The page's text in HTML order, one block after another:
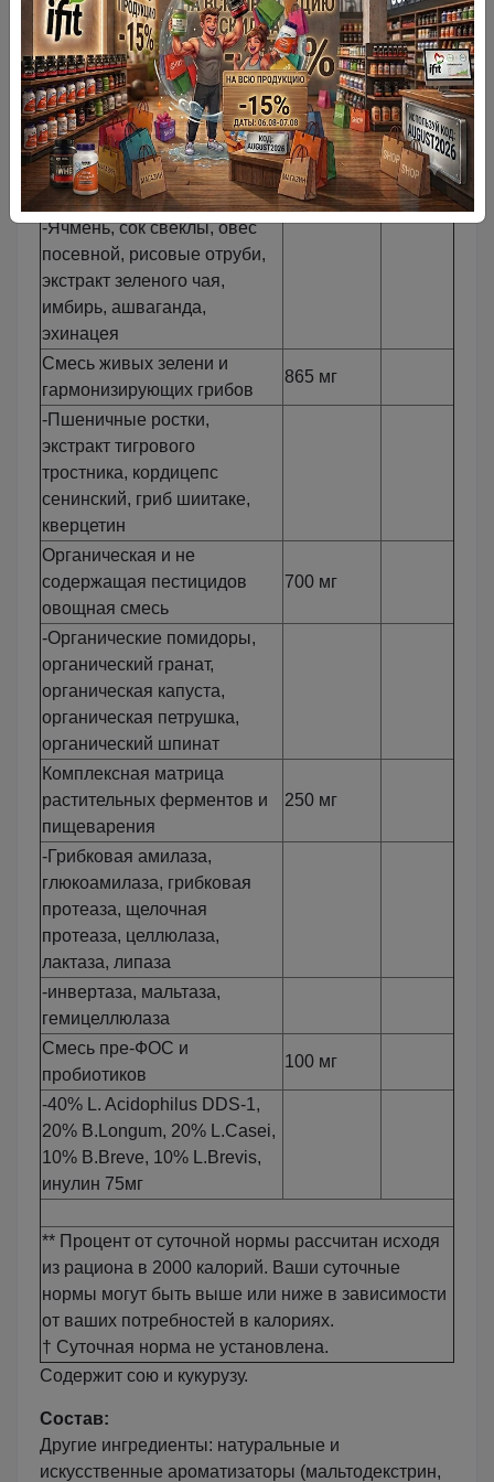
-Порошок хлореллы
1000 мг
-Лецитин
1000 мг
-Спирулина
1000 мг
-Ацеролла
750 мг
Фитопитательная
адаптогенная смесь с
морскими водорослями
1200 мг
-Ячмень, сок свеклы, овес
посевной, рисовые отруби,
экстракт зеленого чая,
имбирь, ашваганда,
эхинацея
Смесь живых зелени и
гармонизирующих грибов
865 мг
-Пшеничные ростки,
экстракт тигрового
тростника, кордицепс
сенинский, гриб шиитаке,
кверцетин
Органическая и не
содержащая пестицидов
овощная смесь
700 мг
-Органические помидоры,
органический гранат,
органическая капуста,
органическая петрушка,
органический шпинат
Комплексная матрица
растительных ферментов и
пищеварения
250 мг
-Грибковая амилаза,
глюкоамилаза, грибковая
протеаза, щелочная
протеаза, целлюлаза,
лактаза, липаза
-инвертаза, мальтаза,
гемицеллюлаза
Смесь пре-ФОС и
пробиотиков
100 мг
-40% L. Acidophilus DDS-1,
20% B.Longum, 20% L.Casei,
10% B.Breve, 10% L.Brevis,
инулин 75мг
** Процент от суточной нормы рассчитан исходя
из рациона в 2000 калорий. Ваши суточные
нормы могут быть выше или ниже в зависимости
от ваших потребностей в калориях.
† Суточная норма не установлена.
Содержит сою и кукурузу.
Состав:
Другие ингредиенты: натуральные и
искусственные ароматизаторы (мальтодекстрин,